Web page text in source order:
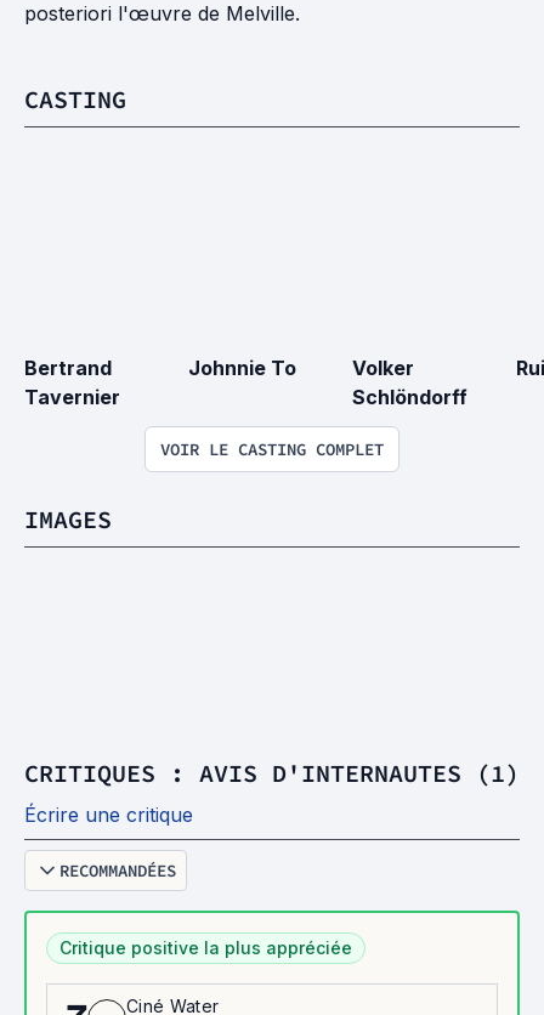
posteriori l'œuvre de Melville.
CASTING
Bertrand
Tavernier
Johnnie To
Volker
Schlöndorff
VOIR LE CASTING COMPLET
IMAGES
CRITIQUES : AVIS D'INTERNAUTES (1)
Écrire une critique
RECOMMANDÉES
Critique positive la plus appréciée
Ciné Water